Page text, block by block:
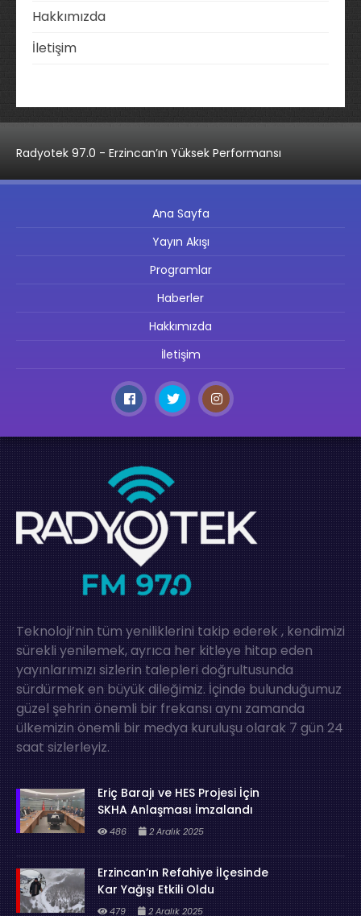
Hakkımızda
İletişim
Radyotek 97.0 - Erzincan’ın Yüksek Performansı
Ana Sayfa
Yayın Akışı
Programlar
Haberler
Hakkımızda
İletişim
Teknoloji’nin tüm yeniliklerini takip ederek , kendimizi
sürekli yenilemek, ayrıca her kitleye hitap eden
yayınlarımızı sizlerin talepleri doğrultusunda
sürdürmek en büyük dileğimiz. İçinde bulunduğumuz
güzel şehrin önemli bir frekansı aynı zamanda
ülkemizin önemli bir medya kuruluşu olarak 7 gün 24
saat sizlerleyiz.
Eriç Barajı ve HES Projesi İçin
SKHA Anlaşması İmzalandı
486 2 Aralık 2025
Erzincan’ın Refahiye İlçesinde
Kar Yağışı Etkili Oldu
479 2 Aralık 2025